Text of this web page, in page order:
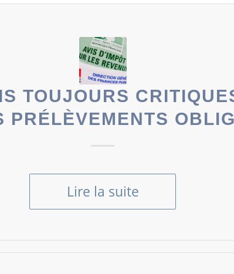
TOUJOURS
PRÉLÈVEMENTS
Lire la suite